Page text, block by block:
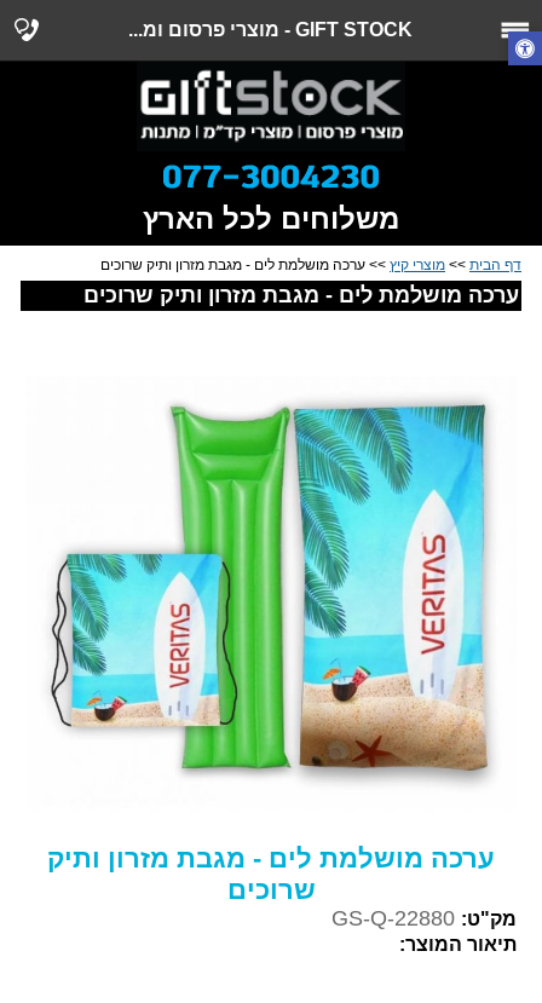
GIFT STOCK - מוצרי פרסום ומ...
משלוחים לכל הארץ
דף הבית >> מוצרי קיץ >> ערכה מושלמת לים - מגבת מזרון ותיק שרוכים
ערכה מושלמת לים - מגבת מזרון ותיק שרוכים
ערכה מושלמת לים - מגבת מזרון ותיק
שרוכים
מק"ט: GS-Q-22880
תיאור המוצר: